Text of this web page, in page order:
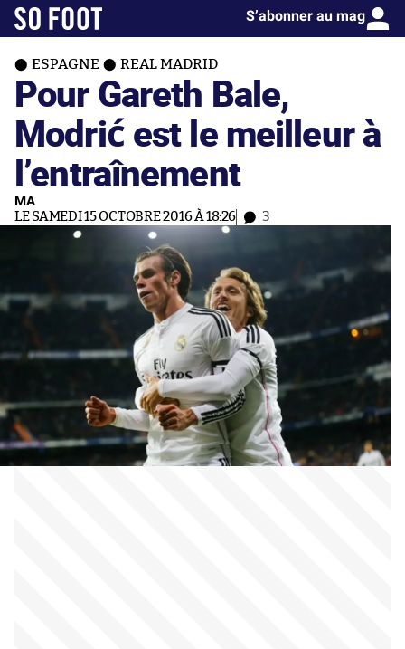
S’abonner au mag
ESPAGNE REAL MADRID
Pour Gareth Bale,
Modrić est le meilleur à
l’entraînement
MA
LE SAMEDI 15 OCTOBRE 2016 À 18:26 3